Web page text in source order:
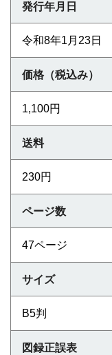
発行年月日
令和8年1月23日
価格（税込み）
1,100円
送料
230円
ページ数
47ページ
サイズ
B5判
図録正誤表